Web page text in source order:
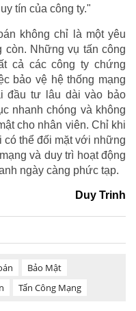
tín của công ty."
không chỉ là một yêu
còn. Những vụ tấn công
cả các công ty chứng
bảo vệ hệ thống mạng
đầu tư lâu dài vào bảo
nhanh chóng và không
cho nhân viên. Chỉ khi
có thể đối mặt với những
và duy trì hoạt động
ngày càng phức tạp.
Duy Trinh
Bảo Mật
Tấn Công Mạng